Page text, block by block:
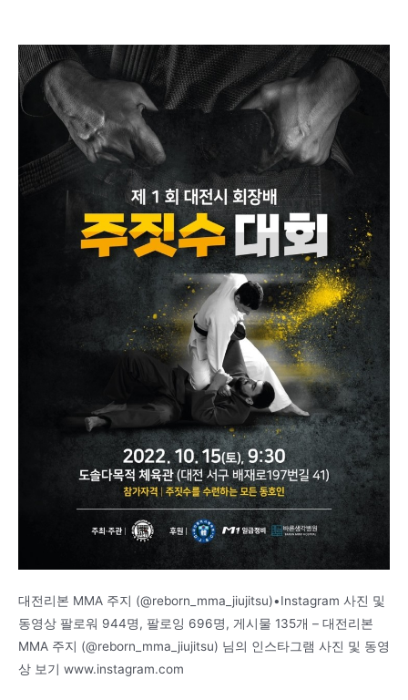
대전리본 MMA 주지 (@reborn_mma_jiujitsu)•Instagram 사진 및
동영상 팔로워 944명, 팔로잉 696명, 게시물 135개 – 대전리본
MMA 주지 (@reborn_mma_jiujitsu) 님의 인스타그램 사진 및 동영
상 보기 www.instagram.com